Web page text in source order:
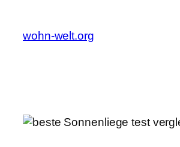
springen
wohn-welt.org